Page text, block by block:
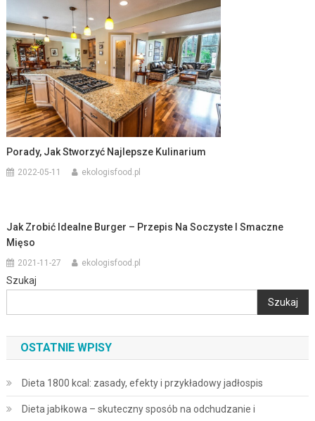
Porady, Jak Stworzyć Najlepsze Kulinarium
2022-05-11 ekologisfood.pl
Jak Zrobić Idealne Burger – Przepis Na Soczyste I Smaczne
Mięso
2021-11-27 ekologisfood.pl
Szukaj
Szukaj
OSTATNIE WPISY
Dieta 1800 kcal: zasady, efekty i przykładowy jadłospis
Dieta jabłkowa – skuteczny sposób na odchudzanie i